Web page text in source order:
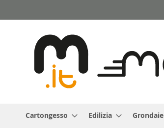
al
Cartongesso Edilizia Grondaie